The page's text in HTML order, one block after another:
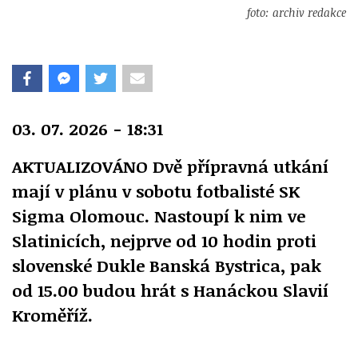
foto: archiv redakce
03. 07. 2026 - 18:31
AKTUALIZOVÁNO Dvě přípravná utkání
mají v plánu v sobotu fotbalisté SK
Sigma Olomouc. Nastoupí k nim ve
Slatinicích, nejprve od 10 hodin proti
slovenské Dukle Banská Bystrica, pak
od 15.00 budou hrát s Hanáckou Slavií
Kroměříž.